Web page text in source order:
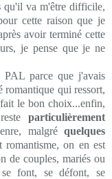
qu'il va m'être difficile,
cette raison que je
avoir terminé cette
je pense que je ne
parce que j'avais
qui ressort,
le bon choix...enfin,
particulièrement
malgréquelques
romantisme, on en est
de couples, mariés ou
font, se défont, se